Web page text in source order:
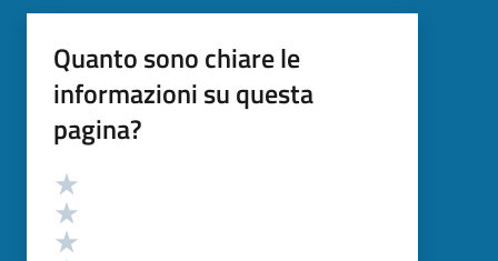
Quanto sono chiare le
informazioni su questa
pagina?
Valutazione